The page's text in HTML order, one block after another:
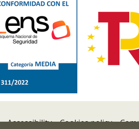
Accessibility Cookies policy